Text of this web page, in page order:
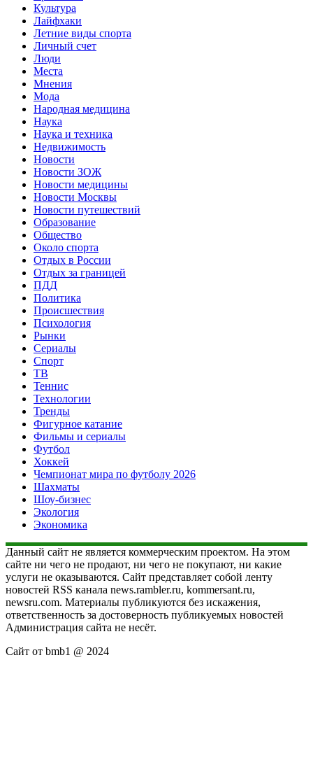
Культура
Лайфхаки
Летние виды спорта
Личный счет
Люди
Места
Мнения
Мода
Народная медицина
Наука
Наука и техника
Недвижимость
Новости
Новости ЗОЖ
Новости медицины
Новости Москвы
Новости путешествий
Образование
Общество
Около спорта
Отдых в России
Отдых за границей
ПДД
Политика
Происшествия
Психология
Рынки
Сериалы
Спорт
ТВ
Теннис
Технологии
Тренды
Фигурное катание
Фильмы и сериалы
Футбол
Хоккей
Чемпионат мира по футболу 2026
Шахматы
Шоу-бизнес
Экология
Экономика
Данный сайт не является коммерческим проектом. На этом
сайте ни чего не продают, ни чего не покупают, ни какие
услуги не оказываются. Сайт представляет собой ленту
новостей RSS канала news.rambler.ru, kommersant.ru,
newsru.com. Материалы публикуются без искажения,
ответственность за достоверность публикуемых новостей
Администрация сайта не несёт.
Сайт от bmb1 @ 2024